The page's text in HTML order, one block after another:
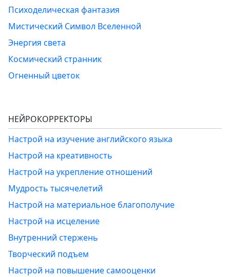
Психоделическая фантазия
Мистический Символ Вселенной
Энергия света
Космический странник
Огненный цветок
НЕЙРОКОРРЕКТОРЫ
Настрой на изучение английского языка
Настрой на креативность
Настрой на укрепление отношений
Мудрость тысячелетий
Настрой на материальное благополучие
Настрой на исцеление
Внутренний стержень
Творческий подъем
Настрой на повышение самооценки